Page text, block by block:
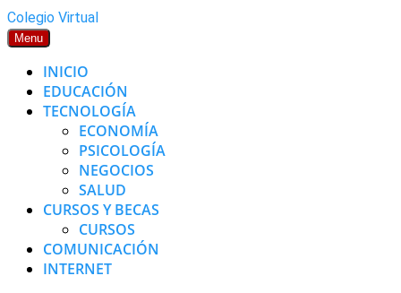
Skip
to
Colegio Virtual
Menu
INICIO
EDUCACIÓN
TECNOLOGÍA
ECONOMÍA
PSICOLOGÍA
NEGOCIOS
SALUD
CURSOS Y BECAS
CURSOS
COMUNICACIÓN
INTERNET